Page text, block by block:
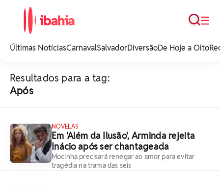
noticias e
☰
Busca
Últimas NotíciasCarnavalSalvadorDiversãoDe Hoje a Oito
Resultados para a tag:
Após
NOVELAS
Em 'Além da Ilusão', Arminda rejeita
Inácio após ser chantageada
Mocinha precisará renegar ao amor para evitar
tragédia na trama das seis